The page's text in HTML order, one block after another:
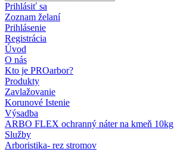
Prihlásiť sa
Zoznam želaní
Prihlásenie
Registrácia
Úvod
O nás
Kto je PROarbor?
Produkty
Zavlažovanie
Korunové Istenie
Výsadba
ARBO FLEX ochranný náter na kmeň 10kg
Služby
Arboristika- rez stromov